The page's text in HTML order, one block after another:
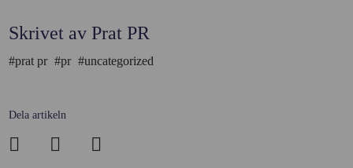
Skrivet av Prat PR
#prat pr #pr #uncategorized
Dela artikeln